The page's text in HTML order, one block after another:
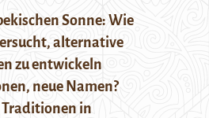
Sonne: Wie
alternative
zu entwickeln
neue Namen?
in